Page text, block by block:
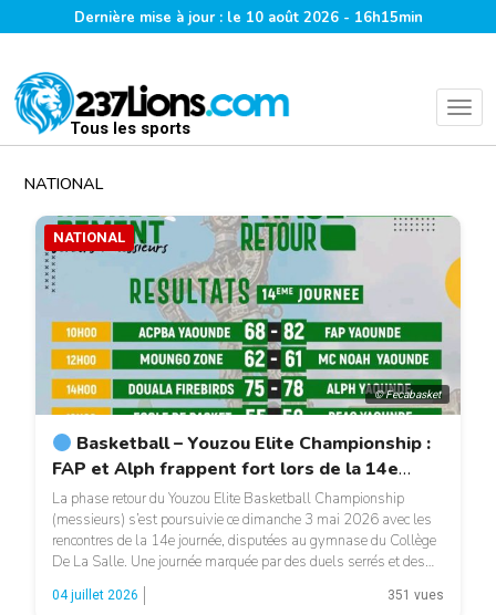
Dernière mise à jour : le 10 août 2026 - 16h15min
Tous les sports
NATIONAL
© Fecabasket
NATIONAL
Basketball – Youzou Elite Championship :
FAP et Alph frappent fort lors de la 14e
journée.
La phase retour du Youzou Elite Basketball Championship
(messieurs) s’est poursuivie ce dimanche 3 mai 2026 avec les
rencontres de la 14e journée, disputées au gymnase du Collège
De La Salle. Une journée marquée par des duels serrés et des
confirmations au sommet. Dès l’ouverture, FAP Yaoundé a
affiché sa supériorité en dominant ACPBA […]
04 juillet 2026 351 vues